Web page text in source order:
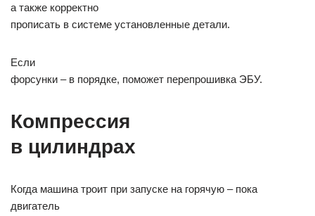
а также корректно
прописать в системе установленные детали.
Если
форсунки – в порядке, поможет перепрошивка ЭБУ.
Компрессия
в цилиндрах
Когда машина троит при запуске на горячую – пока
двигатель